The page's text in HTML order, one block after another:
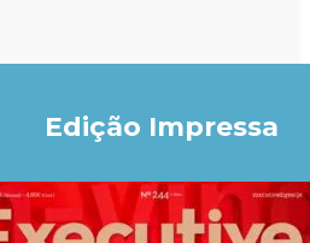
Edição Impressa